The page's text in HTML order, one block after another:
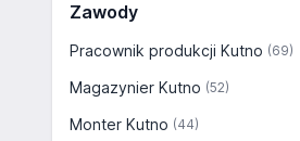
Zawody
Pracownik produkcji Kutno (69)
Magazynier Kutno (52)
Monter Kutno (44)